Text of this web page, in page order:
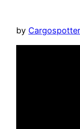
by Cargospotter